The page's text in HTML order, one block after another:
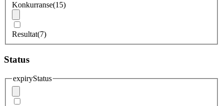
Konkurranse(15)
Resultat(7)
Status
expiryStatus